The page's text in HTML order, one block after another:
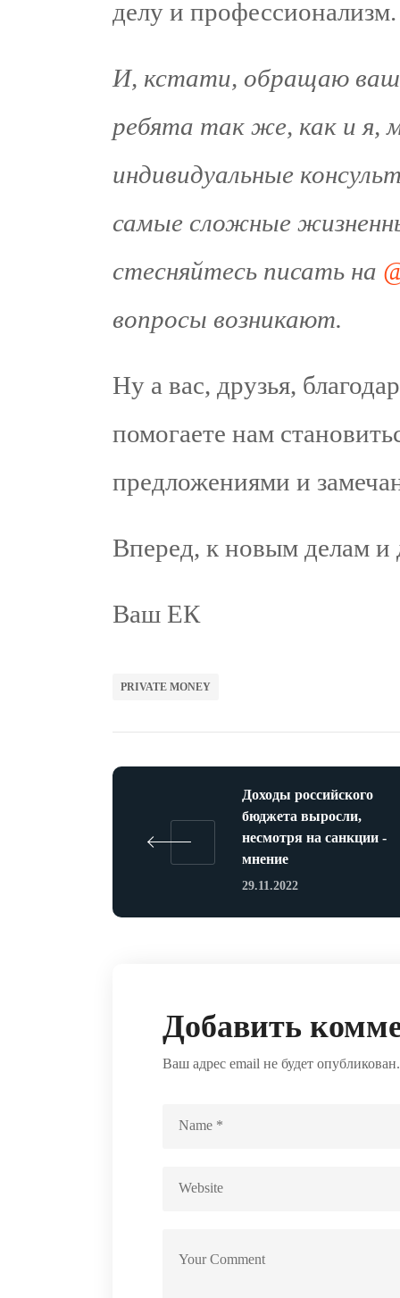
делу и профессионализм.
И, кстати, обращаю
ребята так же, как и я,
индивидуальные
самые сложные
стесняйтесь писать на
вопросы возникают.
Ну а вас, друзья,
помогаете нам
предложениями и
Вперед, к новым делам
Ваш ЕК
PRIVATE MONEY
Доходы российского
бюджета выросли,
несмотря на санкции -
мнение
29.11.2022
Добавить
Ваш адрес email не будет опубликован.